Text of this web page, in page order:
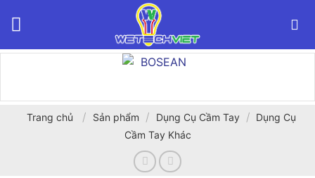
Trang chủ / Sản phẩm / Dụng Cụ Cầm Tay / Dụng Cụ
Cầm Tay Khác